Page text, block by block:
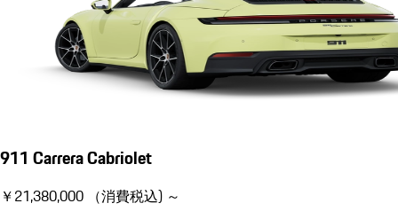
911 Carrera Cabriolet
￥21,380,000 （消費税込) ～